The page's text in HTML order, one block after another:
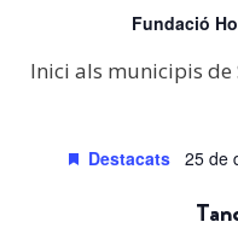
Fundació
Inici als municipis de
Destacats 25 de